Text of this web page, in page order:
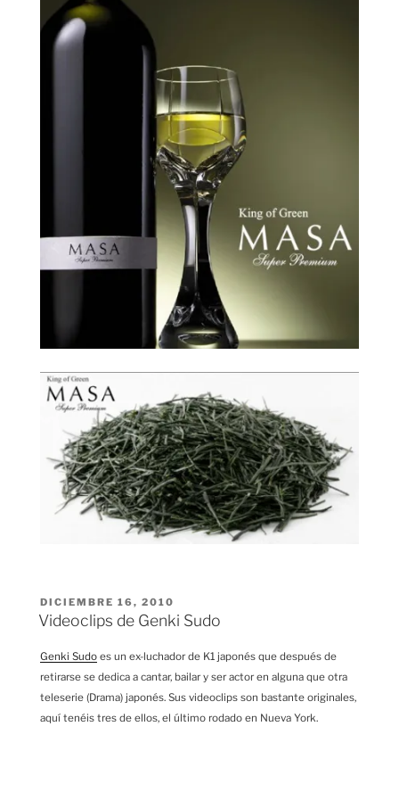
PUBLICADO
EL
DICIEMBRE 16, 2010
Videoclips de Genki Sudo
Genki Sudo es un ex-luchador de K1 japonés que después de
retirarse se dedica a cantar, bailar y ser actor en alguna que otra
teleserie (Drama) japonés. Sus videoclips son bastante originales,
aquí tenéis tres de ellos, el último rodado en Nueva York.